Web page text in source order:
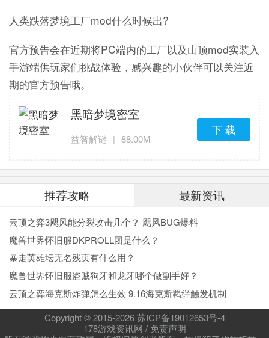
人类跌落梦境工厂mod什么时候出?
官方预告会在近期将PC端内的工厂以及山顶mod实装入
手游端供玩家们挑战体验，感兴趣的小伙伴可以关注近
期的官方预告哦。
黑暗梦境密室
益智解谜 | 88.00M
下 载
推荐攻略 最新资讯
云顶之弈3飓风能分裂攻击几个？ 飓风BUG爆料
魔兽世界怀旧服DKPROLL团是什么？
暴走英雄坛无名残页有什么用？
魔兽世界怀旧服盗贼狗牙和龙牙哪个做副手好？
云顶之弈海克斯炸弹怎么生效 9.16海克斯羁绊触发机制
Copyright © 2015-2026苏ICP备19012653号-4
178游戏资讯网 / 免责声明